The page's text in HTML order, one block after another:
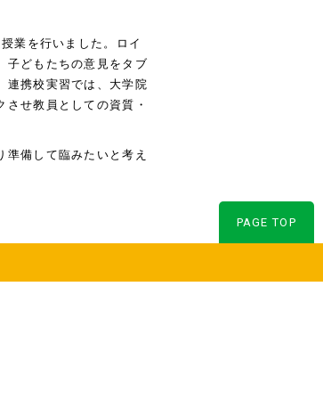
業を行いました。ロイ
子どもたちの意見をタブ
連携校実習では、大学院
せ教員としての資質・
備して臨みたいと考え
PAGE TOP